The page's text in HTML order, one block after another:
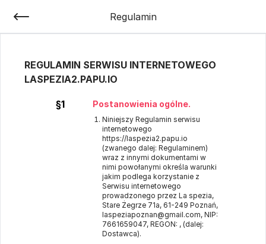
Regulamin
REGULAMIN SERWISU INTERNETOWEGO
LASPEZIA2.PAPU.IO
§1 Postanowienia ogólne.
Niniejszy Regulamin serwisu
internetowego
https://laspezia2.papu.io
(zwanego dalej: Regulaminem)
wraz z innymi dokumentami w
nimi powołanymi określa warunki
jakim podlega korzystanie z
Serwisu internetowego
prowadzonego przez La spezia,
Stare Żegrze 71a, 61-249 Poznań,
laspeziapoznan@gmail.com, NIP:
7661659047, REGON: , (dalej:
Dostawca).